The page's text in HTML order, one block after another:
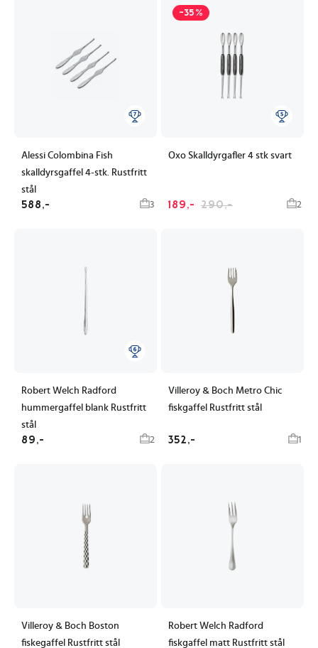
Alessi Colombina Fish
skalldyrsgaffel 4-stk. Rustfritt
stål
588,- 3
-35%
Oxo Skalldyrgafler 4 stk svart
189,- 290,- 2
Robert Welch Radford
hummergaffel blank Rustfritt
stål
89,- 2
Villeroy & Boch Metro Chic
fiskgaffel Rustfritt stål
352,- 1
Villeroy & Boch Boston
fiskegaffel Rustfritt stål
Robert Welch Radford
fiskgaffel matt Rustfritt stål